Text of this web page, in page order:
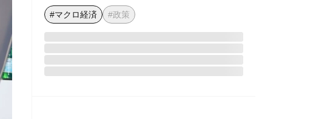
#マクロ経済 #政策